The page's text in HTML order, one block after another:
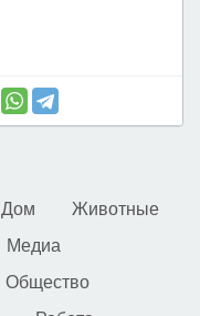
Дом
Животные
Медиа
Общество